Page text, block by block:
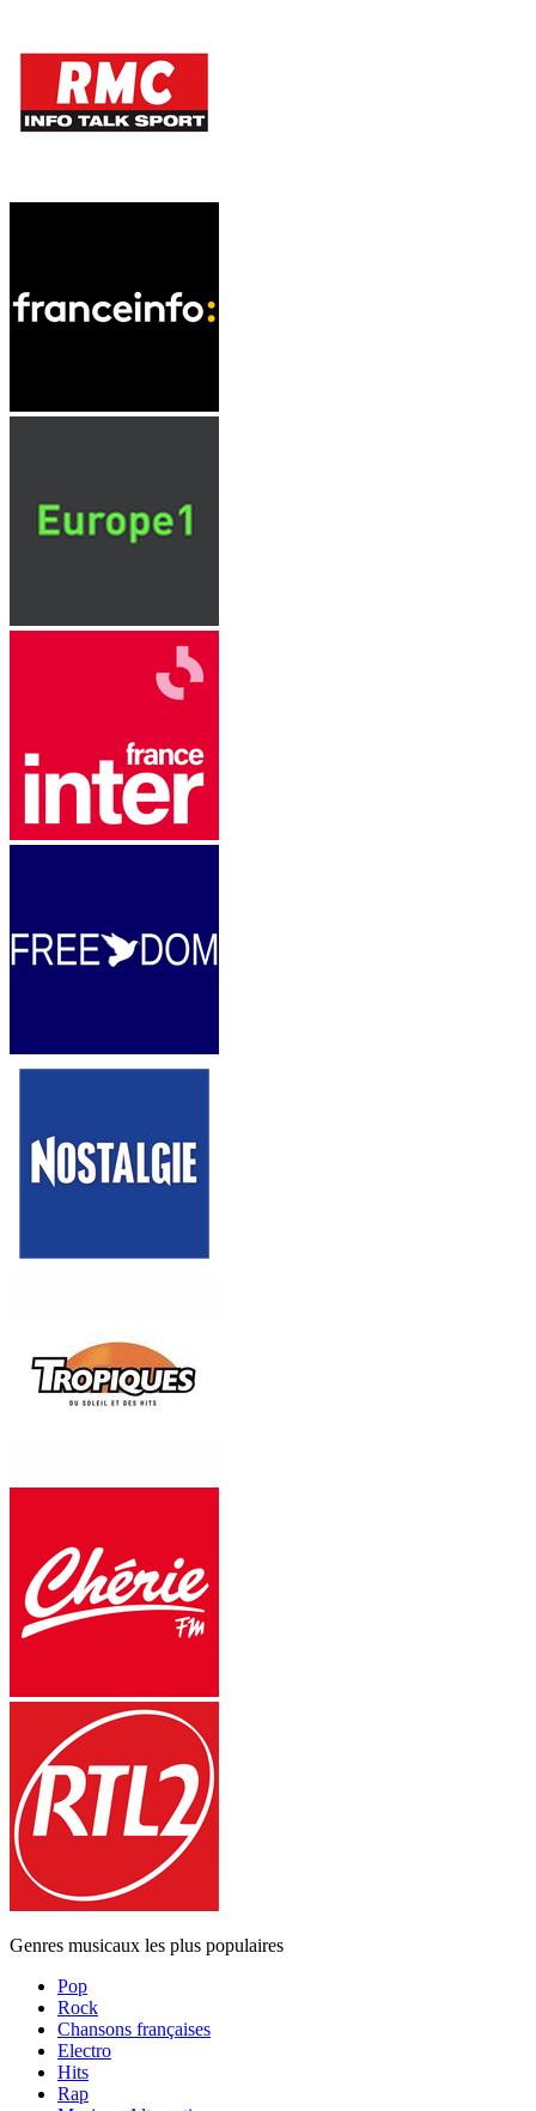
Genres musicaux les plus populaires
Pop
Rock
Chansons françaises
Electro
Hits
Rap